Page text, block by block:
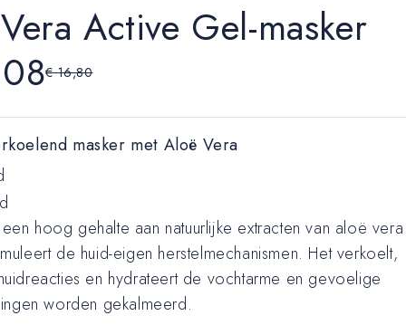
Active Gel-masker
€16,80
masker met Aloë Vera
hoog gehalte aan natuurlijke extracten van aloë vera
de huid-eigen herstelmechanismen. Het verkoelt,
en hydrateert de vochtarme en gevoelige
worden gekalmeerd.